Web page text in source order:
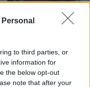
to third parties, or
information for
the below opt-out
note that after your